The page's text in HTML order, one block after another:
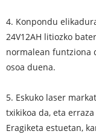
4. Konpondu
24V12AH litiozko
normalean funtziona
osoa duena.
5. Eskuko laser
txikikoa da, eta
Eragiketa estuetan,